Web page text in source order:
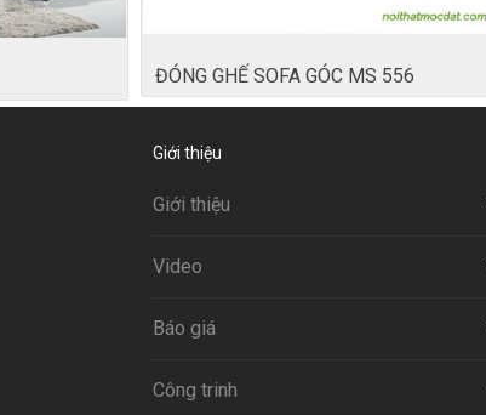
ĐÓNG GHẾ SOFA GÓC MS 556
Giới thiệu
Giới thiệu
Video
Báo giá
Công trinh